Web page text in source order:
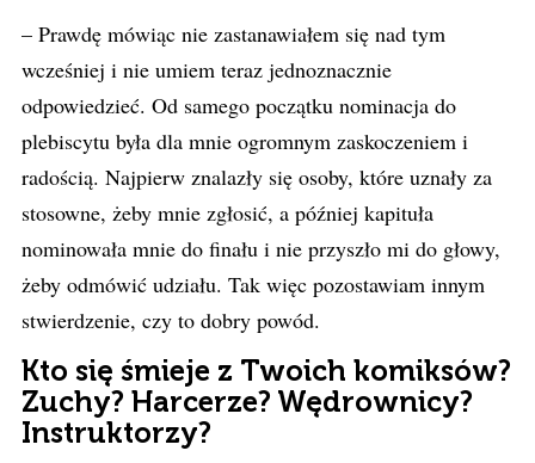
– Prawdę mówiąc nie zastanawiałem się nad tym
wcześniej i nie umiem teraz jednoznacznie
odpowiedzieć. Od samego początku nominacja do
plebiscytu była dla mnie ogromnym zaskoczeniem i
radością. Najpierw znalazły się osoby, które uznały za
stosowne, żeby mnie zgłosić, a później kapituła
nominowała mnie do finału i nie przyszło mi do głowy,
żeby odmówić udziału. Tak więc pozostawiam innym
stwierdzenie, czy to dobry powód.
Kto się śmieje z Twoich komiksów?
Zuchy? Harcerze? Wędrownicy?
Instruktorzy?